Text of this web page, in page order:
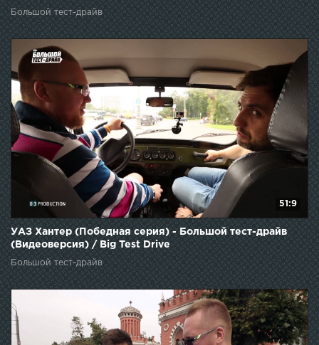
Большой тест-драйв
51:9
УАЗ Хантер (Победная серия) - Большой тест-драйв
(Видеоверсия) / Big Test Drive
Большой тест-драйв